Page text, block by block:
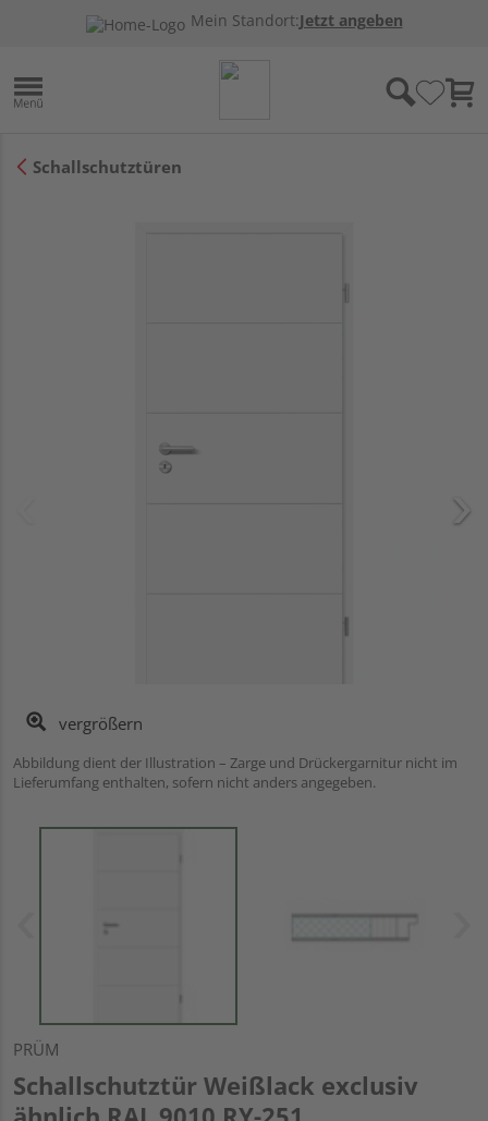
Mein Standort:Jetzt angeben
Schallschutztüren
vergrößern
Abbildung dient der Illustration – Zarge und Drückergarnitur nicht im
Lieferumfang enthalten, sofern nicht anders angegeben.
PRÜM
Schallschutztür Weißlack exclusiv